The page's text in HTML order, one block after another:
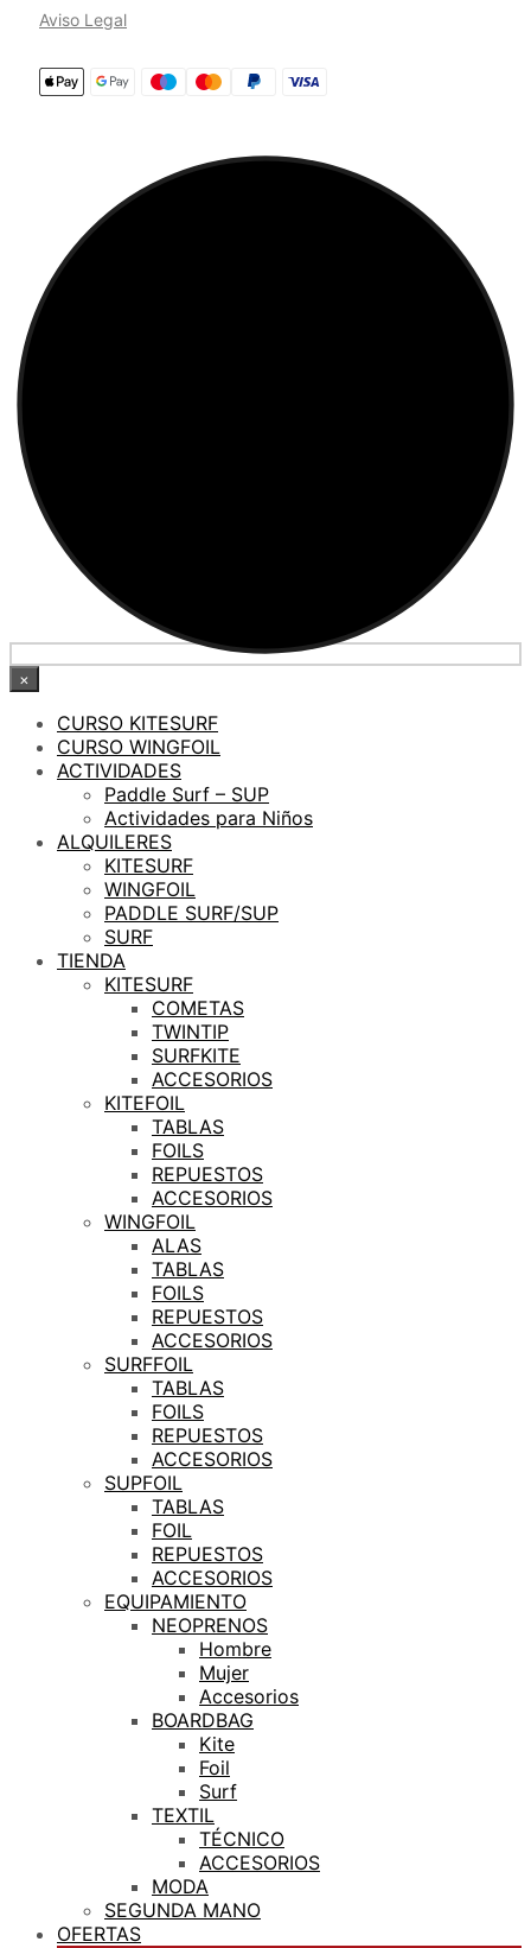
Aviso Legal
×
CURSO KITESURF
CURSO WINGFOIL
ACTIVIDADES
Paddle Surf – SUP
Actividades para Niños
ALQUILERES
KITESURF
WINGFOIL
PADDLE SURF/SUP
SURF
TIENDA
KITESURF
COMETAS
TWINTIP
SURFKITE
ACCESORIOS
KITEFOIL
TABLAS
FOILS
REPUESTOS
ACCESORIOS
WINGFOIL
ALAS
TABLAS
FOILS
REPUESTOS
ACCESORIOS
SURFFOIL
TABLAS
FOILS
REPUESTOS
ACCESORIOS
SUPFOIL
TABLAS
FOIL
REPUESTOS
ACCESORIOS
EQUIPAMIENTO
NEOPRENOS
Hombre
Mujer
Accesorios
BOARDBAG
Kite
Foil
Surf
TEXTIL
TÉCNICO
ACCESORIOS
MODA
SEGUNDA MANO
OFERTAS